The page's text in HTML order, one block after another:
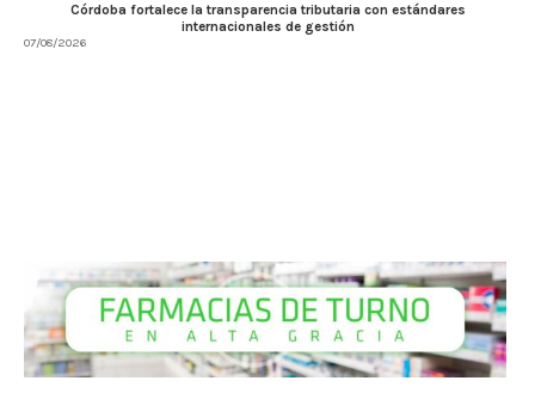
Córdoba fortalece la transparencia tributaria con estándares
internacionales de gestión
07/08/2026